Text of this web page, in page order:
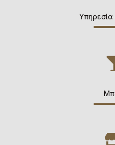
Υπηρεσία